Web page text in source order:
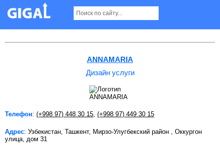
Дизайн услуги в Ташкенте
ANNAMARIA
Дизайн услуги
Телефон: (+998 97) 448 30 15 (+998 97) 449 30 15
Адрес: Узбекистан, Ташкент, Мирзо-Улугбекский район , Оккургон
улица, дом 31